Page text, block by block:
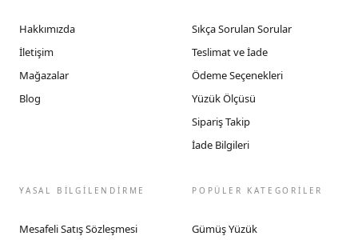
Hakkımızda
İletişim
Mağazalar
Blog
Sıkça Sorulan Sorular
Teslimat ve İade
Ödeme Seçenekleri
Yüzük Ölçüsü
Sipariş Takip
İade Bilgileri
YASAL BİLGİLENDİRME
Mesafeli Satış Sözleşmesi
POPÜLER KATEGORİLER
Gümüş Yüzük